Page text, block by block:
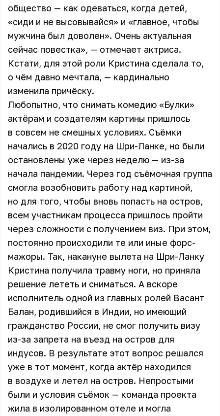
общество — как одеваться, когда детей,
«сиди и не высовывайся» и «главное, чтобы
мужчина был доволен». Очень актуальная
сейчас повестка», — отмечает актриса.
Кстати, для этой роли Кристина сделала то,
о чём давно мечтала, — кардинально
изменила причёску.
Любопытно, что снимать комедию «Булки»
актёрам и создателям картины пришлось
в совсем не смешных условиях. Съёмки
начались в 2020 году на Шри-Ланке, но были
остановлены уже через неделю — из-за
начала пандемии. Через год съёмочная группа
смогла возобновить работу над картиной,
но для того, чтобы вновь попасть на остров,
всем участникам процесса пришлось пройти
через сложности с получением виз. При этом,
постоянно происходили те или иные форс-
мажоры. Так, накануне вылета на Шри-Ланку
Кристина получила травму ноги, но приняла
решение лететь и сниматься. А вскоре
исполнитель одной из главных ролей Васант
Балан, родившийся в Индии, но имеющий
гражданство России, не смог получить визу
из-за запрета на въезд на остров для
индусов. В результате этот вопрос решался
уже в тот момент, когда актёр находился
в воздухе и летел на остров. Непростыми
были и условия съёмок — команда проекта
жила в изолированном отеле и могла